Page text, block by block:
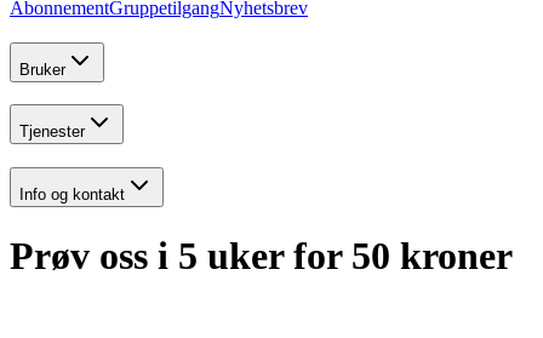
AbonnementGruppetilgangNyhetsbrev
Bruker
Tjenester
Info og kontakt
Prøv oss i 5 uker for 50 kroner